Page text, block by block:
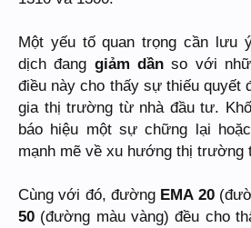
Một yếu tố quan trọng cần lưu
dịch đang giảm dần so với
điều này cho thấy sự thiếu quyết
gia thị trường từ nhà đầu tư.
báo hiệu một sự chững lại
mạnh mẽ về xu hướng thị trường
Cùng với đó, đường EMA 20
50 (đường màu vàng) đều cho